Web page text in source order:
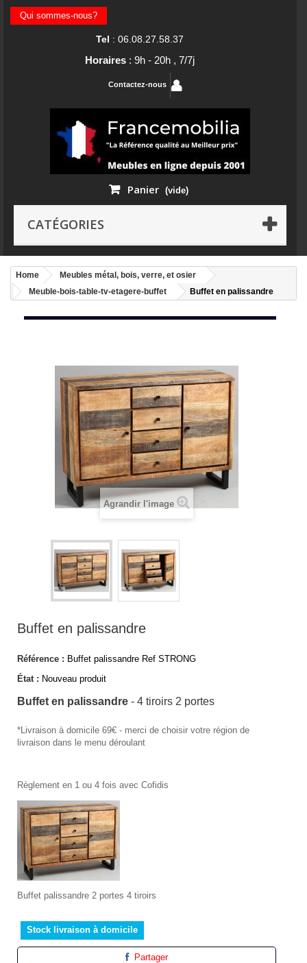
Qui sommes-nous?
Tel : 06.08.27.58.37
Horaires : 9h - 20h , 7/7j
Contactez-nous
Panier (vide)
CATÉGORIES
Home
Meubles métal, bois, verre, et osier
Meuble-bois-table-tv-etagere-buffet
Buffet en palissandre
Agrandir l'image
Buffet en palissandre
Référence : Buffet palissandre Ref STRONG
État : Nouveau produit
Buffet en palissandre - 4 tiroirs 2 portes
*Livraison à domicile 69€ - merci de choisir votre région de
livraison dans le menu déroulant
Règlement en 1 ou 4 fois avec Cofidis
Buffet palissandre 2 portes 4 tiroirs
Stock livraison à domicile
Partager